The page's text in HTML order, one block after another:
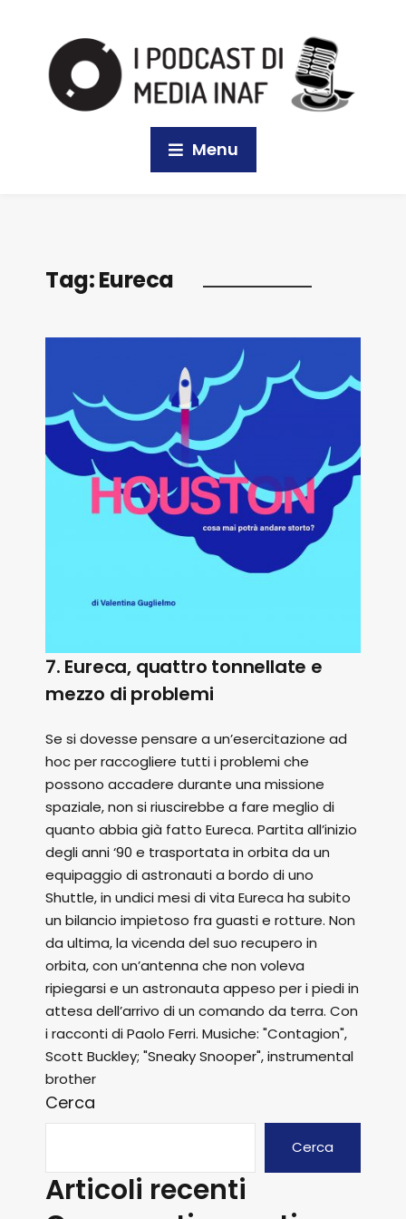
Menu
Tag:Eureca
7. Eureca, quattro tonnellate e
mezzo di problemi
Se si dovesse pensare a un’esercitazione ad
hoc per raccogliere tutti i problemi che
possono accadere durante una missione
spaziale, non si riuscirebbe a fare meglio di
quanto abbia già fatto Eureca. Partita all’inizio
degli anni ‘90 e trasportata in orbita da un
equipaggio di astronauti a bordo di uno
Shuttle, in undici mesi di vita Eureca ha subito
un bilancio impietoso fra guasti e rotture. Non
da ultima, la vicenda del suo recupero in
orbita, con un’antenna che non voleva
ripiegarsi e un astronauta appeso per i piedi in
attesa dell’arrivo di un comando da terra. Con
i racconti di Paolo Ferri. Musiche: "Contagion",
Scott Buckley; "Sneaky Snooper", instrumental
brother
Cerca
Cerca
Articoli recenti